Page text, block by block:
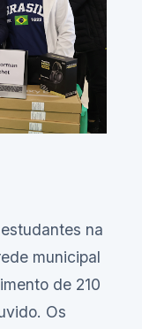
na
municipal
de 210
Os